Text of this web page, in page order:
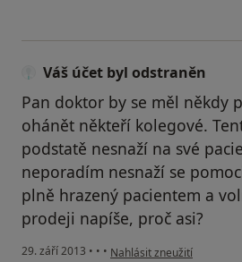
Váš účet byl odstraněn
Pan doktor by se měl někdy
ohánět někteří kolegové.
podstatě nesnaží na své
neporadím nesnaží se
plně hrazený pacientem a
prodeji napíše, proč asi?
29. září 2013 • • • podle názoru uživatele
Nahlásit zneužití